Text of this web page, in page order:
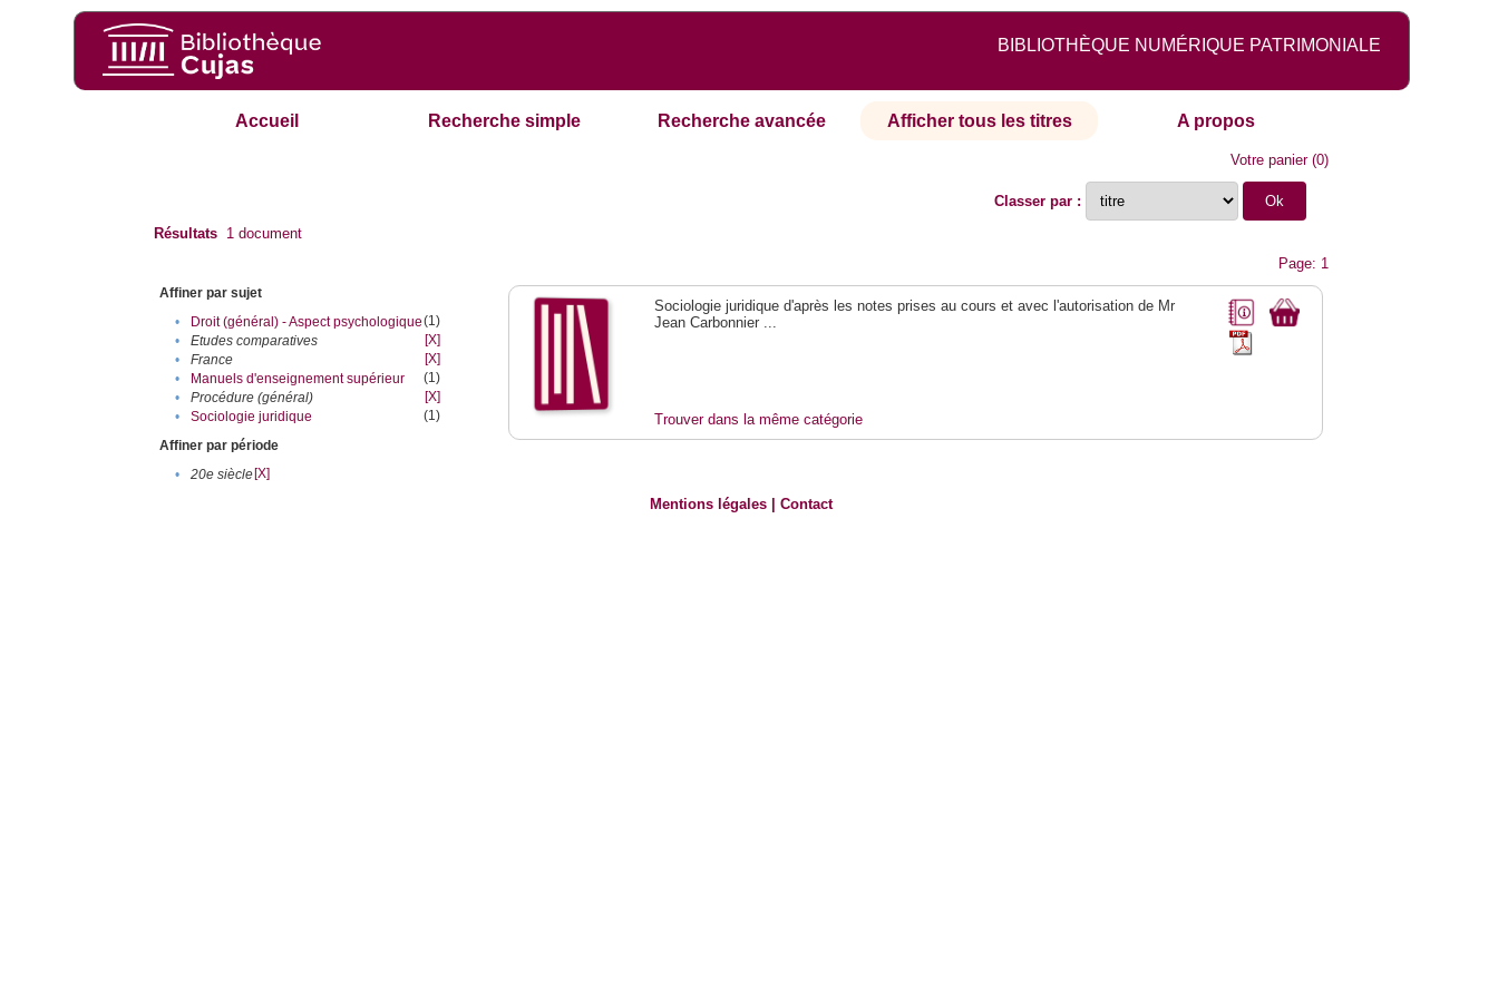
BIBLIOTHÈQUE NUMÉRIQUE PATRIMONIALE
Accueil Recherche simple Recherche avancée Afficher tous les titres A propos
Votre panier(0)
Classer par :
Résultats 1 document
Page: 1
Affiner par sujet
•
Droit (général) - Aspect psychologique(1)
•
Etudes comparatives
[X]
•
France
[X]
•
Manuels d'enseignement supérieur
(1)
•
Procédure (général)
[X]
•
Sociologie juridique
(1)
Affiner par période
•
20e siècle[X]
Sociologie juridique d'après les notes prises au cours et avec l'autorisation de Mr
Jean Carbonnier ...
Trouver dans la même catégorie
Mentions légales |Contact